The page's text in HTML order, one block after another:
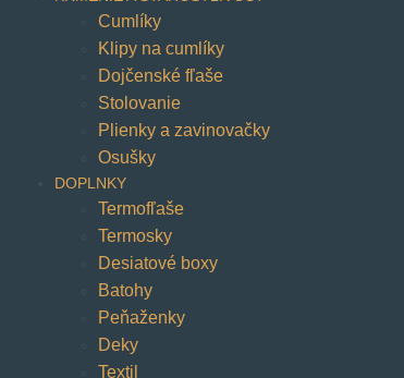
Cumlíky
Klipy na cumlíky
Dojčenské fľaše
Stolovanie
Plienky a zavinovačky
Osušky
DOPLNKY
Termofľaše
Termosky
Desiatové boxy
Batohy
Peňaženky
Deky
Textil